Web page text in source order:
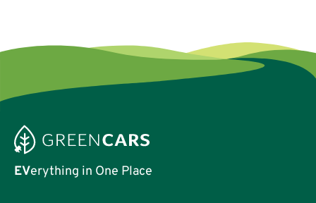
EVerything in One Place